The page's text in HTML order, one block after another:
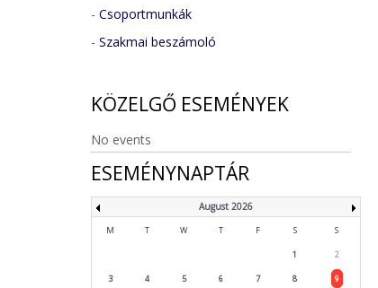
- Csoportmunkák
- Szakmai beszámoló
KÖZELGŐ ESEMÉNYEK
No events
ESEMÉNYNAPTÁR
August 2026
M T W T F S S
1 2
3 4 5 6 7 8 9